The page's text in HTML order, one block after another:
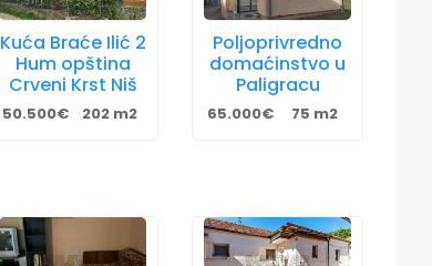
Kuća Braće Ilić 2
Hum opština
Crveni Krst Niš
50.500€ 202 m2
Poljoprivredno
domaćinstvo u
Paligracu
65.000€ 75 m2